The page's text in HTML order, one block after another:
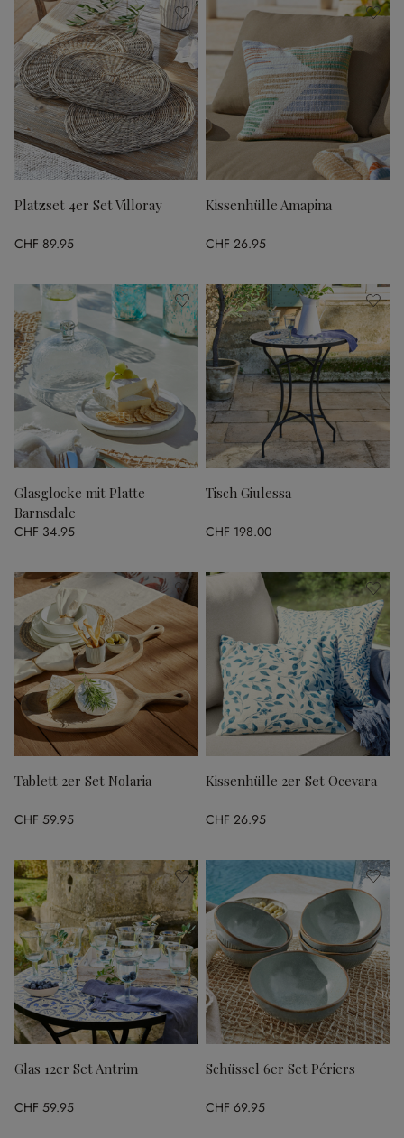
Platzset 4er Set Villoray
CHF 89.95
Kissenhülle Amapina
CHF 26.95
Glasglocke mit Platte
Barnsdale
CHF 34.95
Tisch Giulessa
CHF 198.00
Tablett 2er Set Nolaria
CHF 59.95
Kissenhülle 2er Set Ocevara
CHF 26.95
Glas 12er Set Antrim
CHF 59.95
Schüssel 6er Set Périers
CHF 69.95